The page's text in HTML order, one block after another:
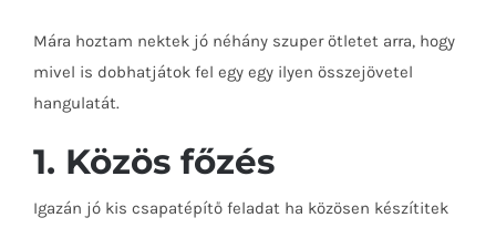
Mára hoztam nektek jó néhány szuper ötletet arra, hogy
mivel is dobhatjátok fel egy egy ilyen összejövetel
hangulatát.
1. Közös főzés
Igazán jó kis csapatépítő feladat ha közösen készítitek